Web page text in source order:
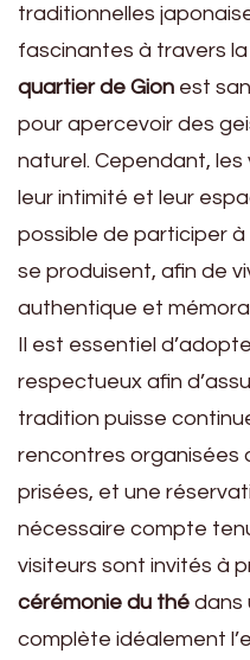
traditionnelles
fascinantes à travers
quartier de Gion est
pour apercevoir des
naturel. Cependant,
leur intimité et leur
possible de participer à
se produisent, afin de
authentique et
Il est essentiel
respectueux afin
tradition puisse
rencontres organisées
prisées, et une
nécessaire compte
visiteurs sont invités à
cérémonie du thé dans
complète idéalement